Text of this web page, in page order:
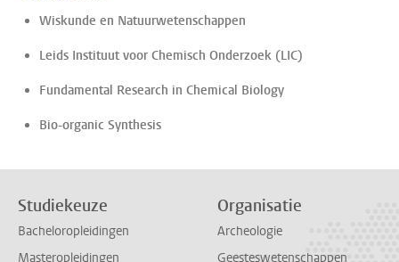
Wiskunde en Natuurwetenschappen
Leids Instituut voor Chemisch Onderzoek (LIC)
Fundamental Research in Chemical Biology
Bio-organic Synthesis
Studiekeuze
Bacheloropleidingen
Masteropleidingen
Organisatie
Archeologie
Geesteswetenschappen